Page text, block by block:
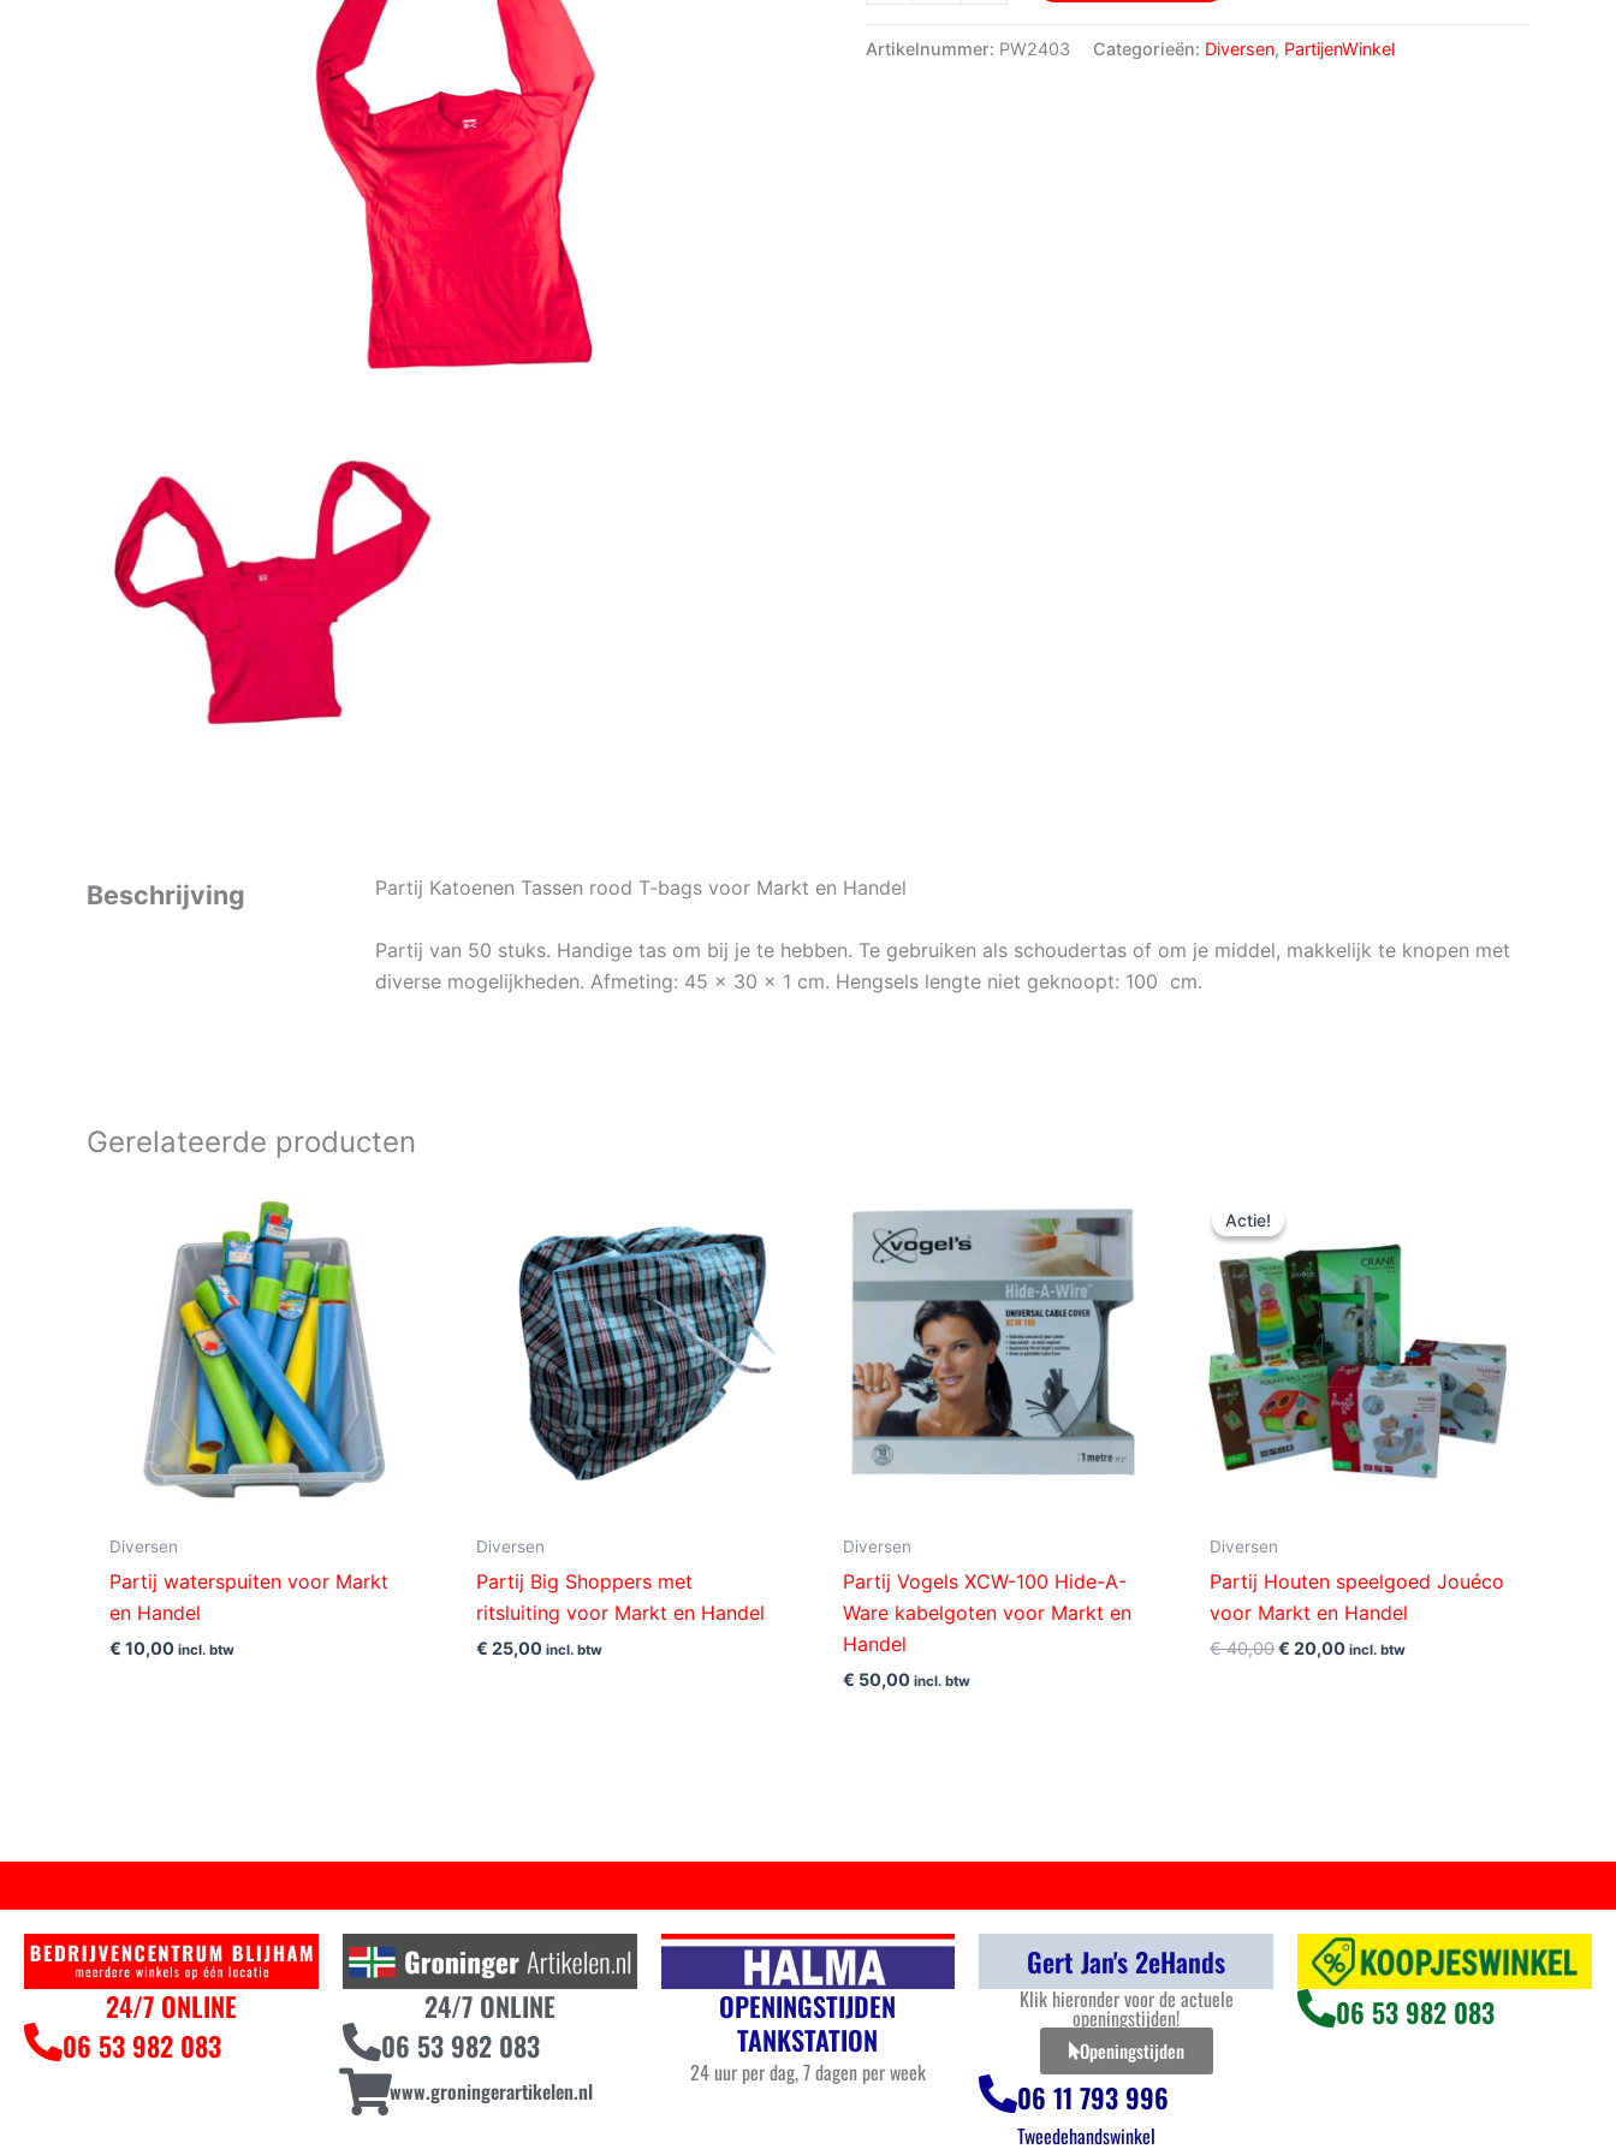
Handel
aantal
Artikelnummer: PW2403 Categorieën: Diversen, PartijenWinkel
Beschrijving Partij Katoenen Tassen rood T-bags voor Markt en Handel
Partij van 50 stuks. Handige tas om bij je te hebben. Te gebruiken als schoudertas of om je middel, makkelijk te knopen met
diverse mogelijkheden. Afmeting: 45 x 30 x 1 cm. Hengsels lengte niet geknoopt: 100 cm.
Gerelateerde producten
Diversen
Partij waterspuiten voor Markt
en Handel
€ 10,00 incl. btw
Diversen
Partij Big Shoppers met
ritsluiting voor Markt en Handel
€ 25,00 incl. btw
Diversen
Partij Vogels XCW-100 Hide-A-
Ware kabelgoten voor Markt en
Handel
€ 50,00 incl. btw
Actie!
Actie!
Diversen
Partij Houten speelgoed Jouéco
voor Markt en Handel
€40,00
was:
€ 40,00.
€ 20,00
€ 20,00.
incl. btw
24/7 ONLINE
06 53 982 083
24/7 ONLINE
06 53 982 083
www.groningerartikelen.nl
OPENINGSTIJDEN
TANKSTATION
24 uur per dag, 7 dagen per week
Gert Jan's 2eHands
Klik hieronder voor de actuele
openingstijden!
Openingstijden
06 11 793 996
Tweedehandswinkel
06 53 982 083